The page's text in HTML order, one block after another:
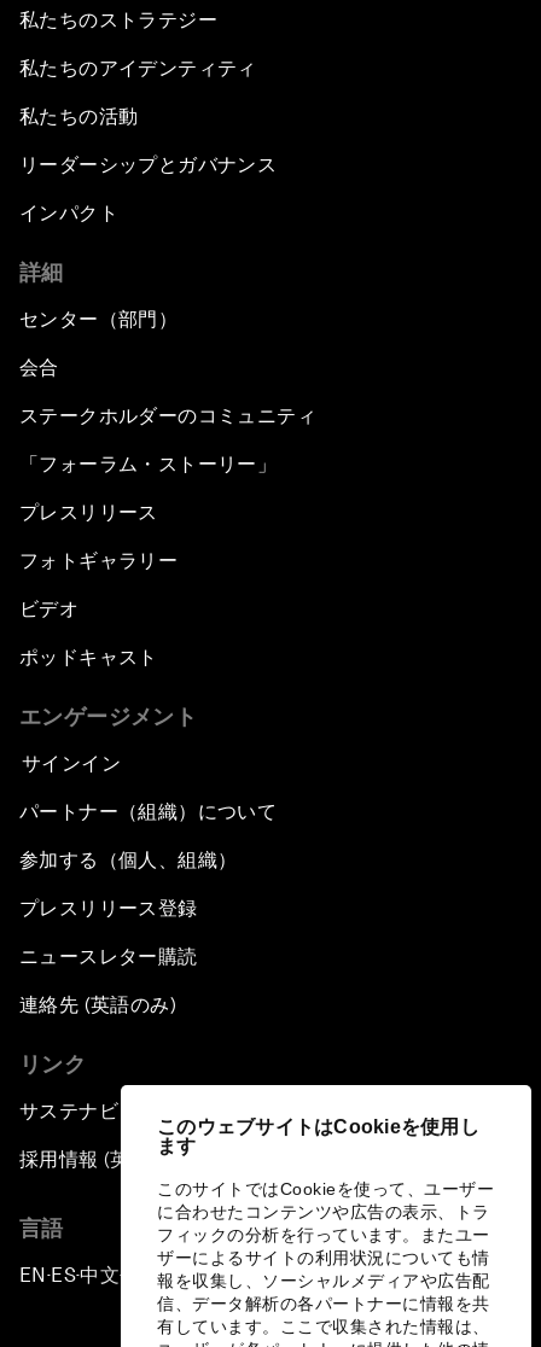
このウェブサイトはCookieを使用し
ます
このサイトではCookieを使って、ユーザー
に合わせたコンテンツや広告の表示、トラ
フィックの分析を行っています。またユー
ザーによるサイトの利用状況についても情
報を収集し、ソーシャルメディアや広告配
信、データ解析の各パートナーに情報を共
有しています。ここで収集された情報は、
私たちのストラテジー
私たちのアイデンティティ
私たちの活動
リーダーシップとガバナンス
インパクト
詳細
センター（部門）
会合
ステークホルダーのコミュニティ
「フォーラム・ストーリー」
プレスリリース
フォトギャラリー
ビデオ
ポッドキャスト
エンゲージメント
サインイン
パートナー（組織）について
参加する（個人、組織）
プレスリリース登録
ニュースレター購読
連絡先 (英語のみ)
リンク
サステナビリティへの取り組み
採用情報 (英語のみ)
言語
EN ▪ES▪中文▪ 日本語